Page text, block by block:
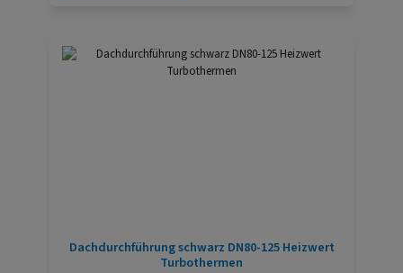
Dachdurchführung schwarz DN80-125 Heizwert
Turbothermen